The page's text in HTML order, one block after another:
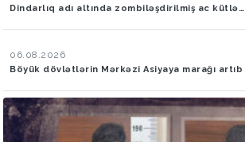
Dindarlıq adı altında zombiləşdirilmiş ac kütlə…
06.08.2026
Böyük dövlətlərin Mərkəzi Asiyaya marağı artıb